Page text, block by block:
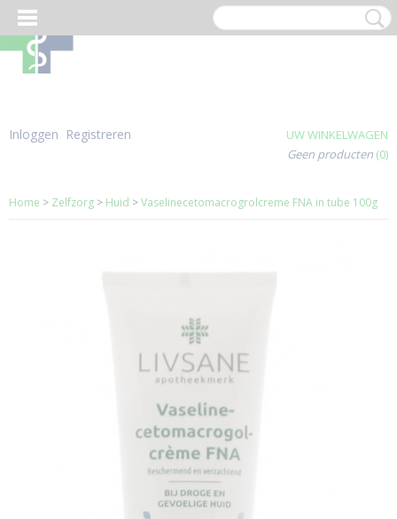
Inloggen Registreren
UW WINKELWAGEN
Geen producten (0)
Home > Zelfzorg > Huid >Vaselinecetomacrogrolcreme FNA in tube 100g